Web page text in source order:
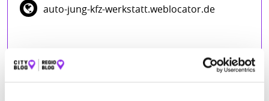
auto-jung-kfz-werkstatt.weblocator.de